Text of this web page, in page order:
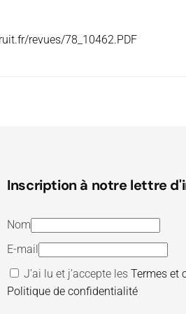
revues/78_10462.PDF
Inscription à notre lettre
Nom
E-mail
J’ai lu et j’accepte lesTermes et
Politique de confidentialité